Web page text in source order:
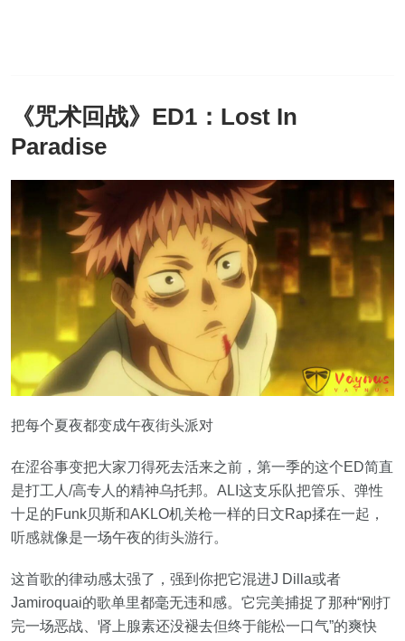
《咒术回战》ED1：Lost In
Paradise
把每个夏夜都变成午夜街头派对
在涩谷事变把大家刀得死去活来之前，第一季的这个ED简直
是打工人/高专人的精神乌托邦。ALI这支乐队把管乐、弹性
十足的Funk贝斯和AKLO机关枪一样的日文Rap揉在一起，
听感就像是一场午夜的街头游行。
这首歌的律动感太强了，强到你把它混进J Dilla或者
Jamiroquai的歌单里都毫无违和感。它完美捕捉了那种“刚打
完一场恶战、肾上腺素还没褪去但终于能松一口气”的爽快